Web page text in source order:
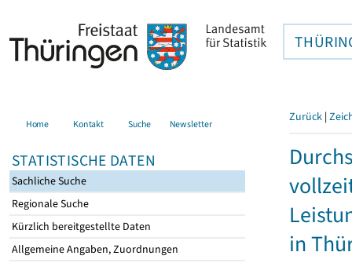
Home Kontakt Suche Newsletter
STATISTISCHE DATEN
Sachliche Suche
Regionale Suche
Kürzlich bereitgestellte Daten
Allgemeine Angaben, Zuordnungen
Zurück |
in